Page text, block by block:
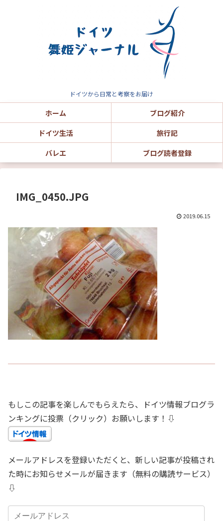
ドイツから日常と考察をお届け
ホーム
ブログ紹介
ドイツ生活
旅行記
バレエ
ブログ読者登録
IMG_0450.JPG
2019.06.15
もしこの記事を楽しんでもらえたら、ドイツ情報ブログラ
ンキングに投票（クリック）お願いします！⇩
メールアドレスを登録いただくと、新しい記事が投稿され
た時にお知らせメールが届きます（無料の購読サービス）
⇩